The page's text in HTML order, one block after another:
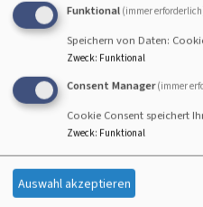
Gerlinde
Telefon:
E-Mail:
Funktional (immer
Speichern von Daten:
Zweck: Funktional
Consent Manager (immer
Cookie Consent speichert
Zweck: Funktional
Auswahl akzeptieren